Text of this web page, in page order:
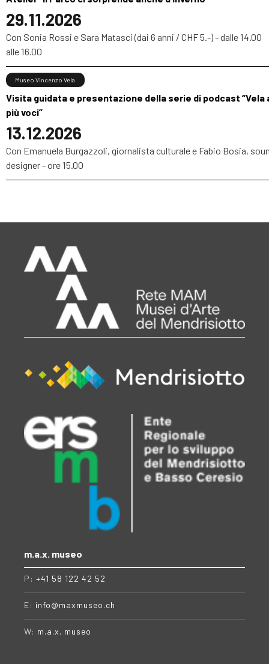
29.11.2026
Con Sonia Rossi e Sara Matasci (dai 6 anni / CHF 5.-) - dalle 14.00
alle 16.00
Visita guidata e presentazione della serie di podcast “Vela
più voci”
13.12.2026
Museo Vincenzo Vela
Con Emanuela Burgazzoli, giornalista culturale e Fabio Bosia,
designer - ore 15.00
m.a.x. museo
P: +41 58 122 42 52
E: info@maxmuseo.ch
W: m.a.x. museo